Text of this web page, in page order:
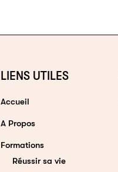
LIENS UTILES
Accueil
A Propos
Formations
Réussir sa vie